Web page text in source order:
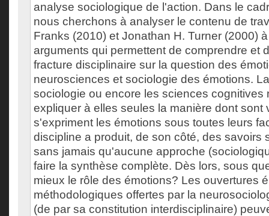
analyse sociologique de l'action. Dans le
nous cherchons à analyser le contenu de
Franks (2010) et Jonathan H. Turner (2000)
arguments qui permettent de comprendre et
fracture disciplinaire sur la question des
neurosciences et sociologie des émotions.
sociologie ou encore les sciences cognitives
expliquer à elles seules la manière dont sont
s'expriment les émotions sous toutes leurs
discipline a produit, de son côté, des savoirs
sans jamais qu'aucune approche
faire la synthèse complète. Dès lors, sous
mieux le rôle des émotions? Les ouvertures
méthodologiques offertes par la
(de par sa constitution interdisciplinaire)